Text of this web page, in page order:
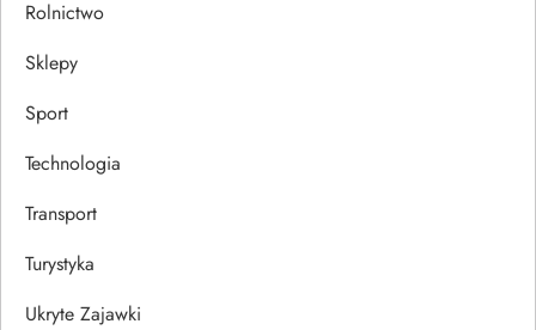
Rolnictwo
Sklepy
Sport
Technologia
Transport
Turystyka
Ukryte Zajawki